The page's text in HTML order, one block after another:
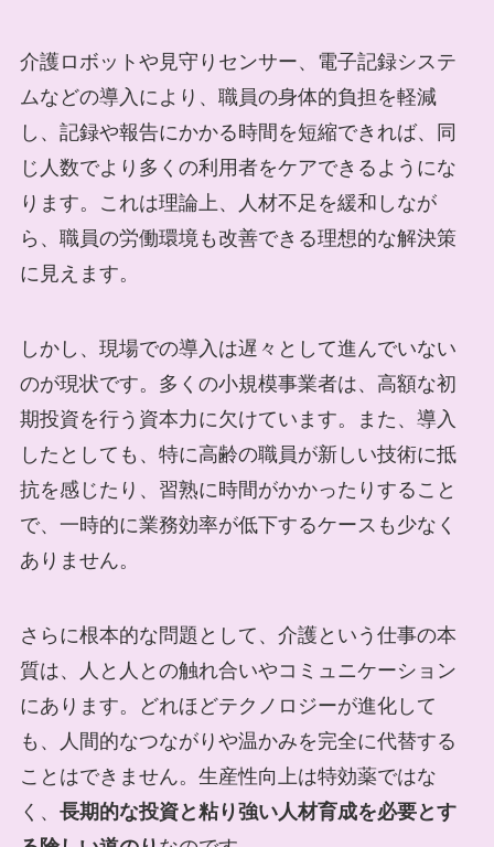
介護ロボットや見守りセンサー、電子記録システ
ムなどの導入により、職員の身体的負担を軽減
し、記録や報告にかかる時間を短縮できれば、同
じ人数でより多くの利用者をケアできるようにな
ります。これは理論上、人材不足を緩和しなが
ら、職員の労働環境も改善できる理想的な解決策
に見えます。
しかし、現場での導入は遅々として進んでいない
のが現状です。多くの小規模事業者は、高額な初
期投資を行う資本力に欠けています。また、導入
したとしても、特に高齢の職員が新しい技術に抵
抗を感じたり、習熟に時間がかかったりすること
で、一時的に業務効率が低下するケースも少なく
ありません。
さらに根本的な問題として、介護という仕事の本
質は、人と人との触れ合いやコミュニケーション
にあります。どれほどテクノロジーが進化して
も、人間的なつながりや温かみを完全に代替する
ことはできません。生産性向上は特効薬ではな
く、 長期的な投資と粘り強い人材育成を必要とす